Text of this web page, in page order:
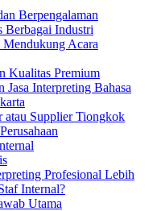
Berpengalaman
Berbagai Industri
Mendukung Acara
Kualitas Premium
Interpreting Bahasa
atau Supplier Tiongkok
Profesional Lebih
Internal?
Utama